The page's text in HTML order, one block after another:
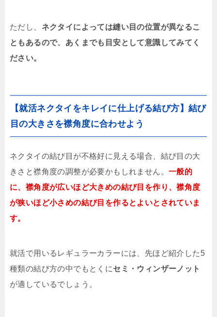
ただし、 ネクタイによっては縫い目の位置が異なるこ
ともあるので、あくまでも目安として意識してみてく
ださい。
【就活ネクタイをキレイに仕上げる結び方】結び
目の大きさを襟角度に合わせよう
ネクタイの結び目が不格好に見える場合、結び目の大
きさと襟角度の調整が必要かもしれません。 一般的
に、襟角度が広いほど大きめの結び目を作り、襟角度
が狭いほど小さめの結び目を作るとよいとされていま
す。
就活で用いるレギュラーカラーには、先ほど紹介した5
種類の結び方の中でもとくにセミ・ウィンザーノット
が適しているでしょう。